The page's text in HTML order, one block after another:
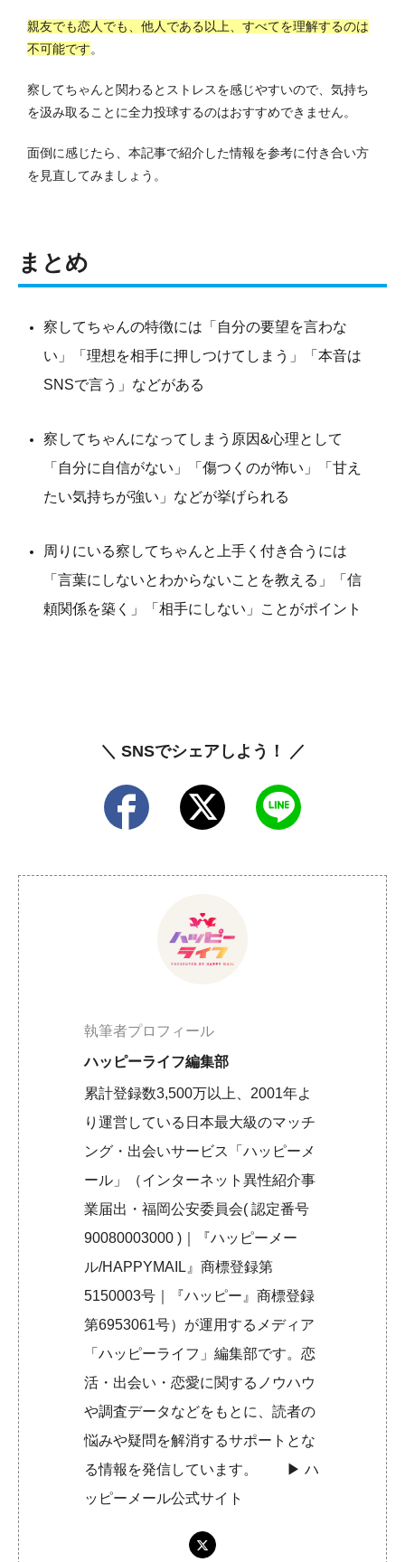
親友でも恋人でも、他人である以上、すべてを理解するのは
不可能です。
察してちゃんと関わるとストレスを感じやすいので、気持ち
を汲み取ることに全力投球するのはおすすめできません。
面倒に感じたら、本記事で紹介した情報を参考に付き合い方
を見直してみましょう。
まとめ
察してちゃんの特徴には「自分の要望を言わな
い」「理想を相手に押しつけてしまう」「本音は
SNSで言う」などがある
察してちゃんになってしまう原因&心理として
「自分に自信がない」「傷つくのが怖い」「甘え
たい気持ちが強い」などが挙げられる
周りにいる察してちゃんと上手く付き合うには
「言葉にしないとわからないことを教える」「信
頼関係を築く」「相手にしない」ことがポイント
＼ SNSでシェアしよう！ ／
執筆者プロフィール
ハッピーライフ編集部
累計登録数3,500万以上、2001年よ
り運営している日本最大級のマッチ
ング・出会いサービス「ハッピーメ
ール」（インターネット異性紹介事
業届出・福岡公安委員会( 認定番号
90080003000 )｜『ハッピーメー
ル/HAPPYMAIL』商標登録第
5150003号｜『ハッピー』商標登録
第6953061号）が運用するメディア
「ハッピーライフ」編集部です。恋
活・出会い・恋愛に関するノウハウ
や調査データなどをもとに、読者の
悩みや疑問を解消するサポートとな
る情報を発信しています。 ▶︎ハ
ッピーメール公式サイト